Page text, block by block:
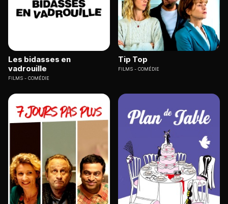
Les bidasses en
vadrouille
FILMS COMÉDIE
Tip Top
FILMS COMÉDIE